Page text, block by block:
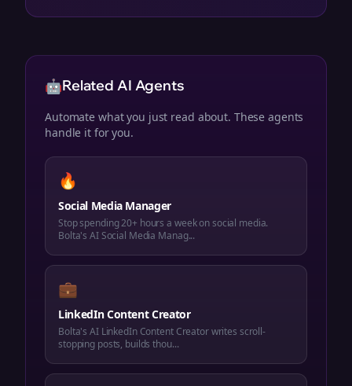
🤖Related AI Agents
Automate what you just read about. These agents
handle it for you.
🔥
Social Media Manager
Stop spending 20+ hours a week on social media.
Bolta's AI Social Media Manag...
💼
LinkedIn Content Creator
Bolta's AI LinkedIn Content Creator writes scroll-
stopping posts, builds thou...